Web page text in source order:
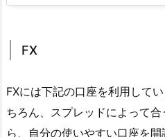
FX
FXには下記の口座を利用して
ちろん、スプレッドによって
ら、自分の使いやすい口座を